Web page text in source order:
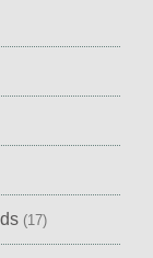
(17)